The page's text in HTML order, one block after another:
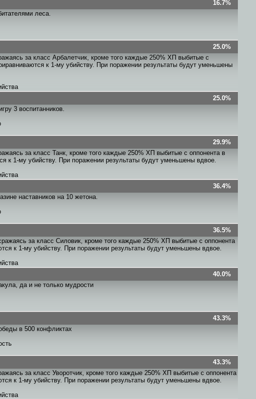
16.7%
леса.
25.0%
за класс Арбалетчик, кроме того каждые 250% ХП выбитые с
к 1-му убийству. При поражении результаты будут уменьшены
25.0%
3 воспитанников.
29.9%
за класс Танк, кроме того каждые 250% ХП выбитые с оппонента в
к 1-му убийству. При поражении результаты будут уменьшены вдвое.
36.4%
наставников на 10 жетона.
36.5%
за класс Силовик, кроме того каждые 250% ХП выбитые с оппонента
к 1-му убийству. При поражении результаты будут уменьшены вдвое.
40.0%
да и не только мудрости
43.3%
в 500 конфликтах
43.3%
за класс Уворотчик, кроме того каждые 250% ХП выбитые с оппонента
к 1-му убийству. При поражении результаты будут уменьшены вдвое.